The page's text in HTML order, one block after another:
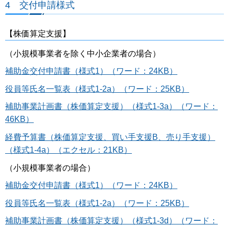
4 交付申請様式
【株価算定支援】
（小規模事業者を除く中小企業者の場合）
補助金交付申請書（様式1）（ワード：24KB）
役員等氏名一覧表（様式1-2a）（ワード：25KB）
補助事業計画書（株価算定支援）（様式1-3a）（ワード：
46KB）
経費予算書（株価算定支援、買い手支援B、売り手支援）
（様式1-4a）（エクセル：21KB）
（小規模事業者の場合）
補助金交付申請書（様式1）（ワード：24KB）
役員等氏名一覧表（様式1-2a）（ワード：25KB）
補助事業計画書（株価算定支援）（様式1-3d）（ワード：